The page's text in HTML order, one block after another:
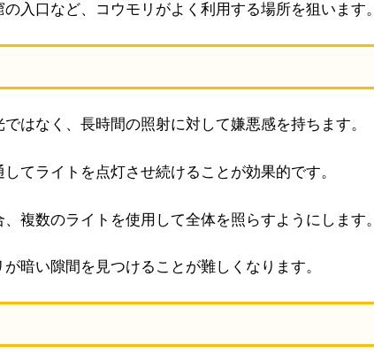
入口など、コウモリがよく利用する場所を狙います。
はなく、長時間の照射に対して嫌悪感を持ちます。
てライトを点灯させ続けることが効果的です。
複数のライトを使用して全体を照らすようにします。
暗い隙間を見つけることが難しくなります。